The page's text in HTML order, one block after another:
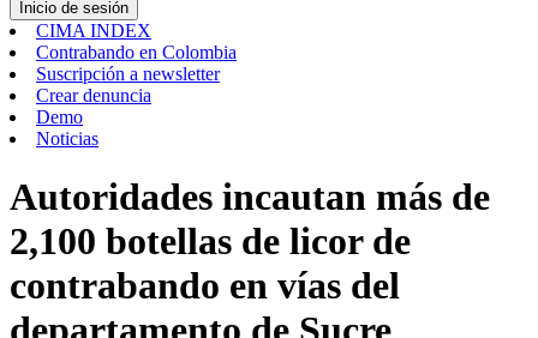
Inicio de sesión
CIMA INDEX
Contrabando en Colombia
Suscripción a newsletter
Crear denuncia
Demo
Noticias
Autoridades incautan más de
2,100 botellas de licor de
contrabando en vías del